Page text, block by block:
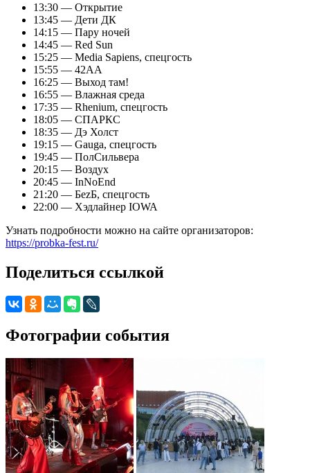
13:30 — Открытие
13:45 — Дети ДК
14:15 — Пару ночей
14:45 — Red Sun
15:25 — Media Sapiens, спецгость
15:55 — 42АА
16:25 — Выход там!
16:55 — Влажная среда
17:35 — Rhenium, спецгость
18:05 — СПАРКС
18:35 — Дэ Холст
19:15 — Gauga, спецгость
19:45 — ПолСильвера
20:15 — Воздух
20:45 — InNoEnd
21:20 — БеzБ, спецгость
22:00 — Хэдлайнер IOWA
Узнать подробности можно на сайте организаторов:
https://probka-fest.ru/
Поделиться ссылкой
Фотографии события